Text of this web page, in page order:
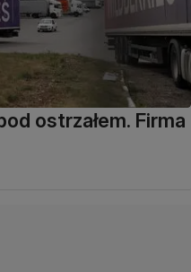
ostrzałem. Firma